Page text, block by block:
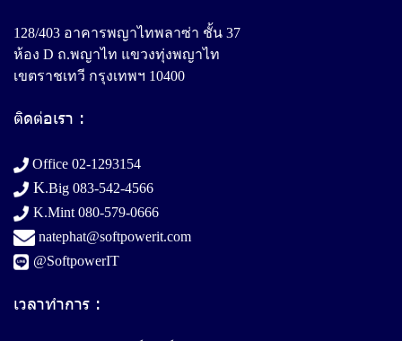
128/403 อาคารพญาไทพลาซ่า ชั้น 37
ห้อง D ถ.พญาไท แขวงทุ่งพญาไท
เขตราชเทวี กรุงเทพฯ 10400
ติดต่อเรา :
Office02-1293154
K.Big083-542-4566
K.Mint080-579-0666
natephat@softpowerit.com
@SoftpowerIT
เวลาทำการ :